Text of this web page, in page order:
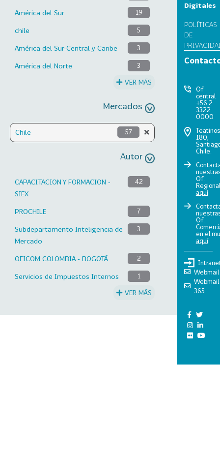
América del Sur 19
chile 5
América del Sur-Central y Caribe 3
América del Norte 3
VER MÁS
Mercados
Chile 57
Autor
CAPACITACION Y FORMACION -
SIEX
42
PROCHILE 7
Subdepartamento Inteligencia de
Mercado
3
OFICOM COLOMBIA - BOGOTÁ 2
Servicios de Impuestos Internos 1
VER MÁS
Digitales
POLÍTICAS
DE
Of
central
+56 2
3322
0000
Teatinos
180,
Chile.
Of.
aquí
Of.
en el
aquí
Webmail
Webmail
365